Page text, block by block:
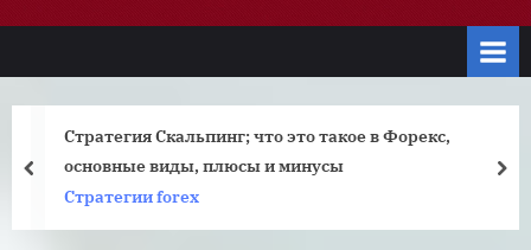
Стратегия Скальпинг; что это такое в Форекс,
основные виды, плюсы и минусы
Стратегии forex
prev